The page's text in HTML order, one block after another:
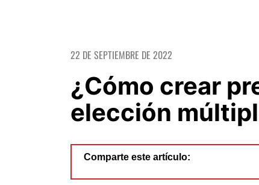
22 DE SEPTIEMBRE DE 2022
¿Cómo crear
elección
Comparte este artículo: